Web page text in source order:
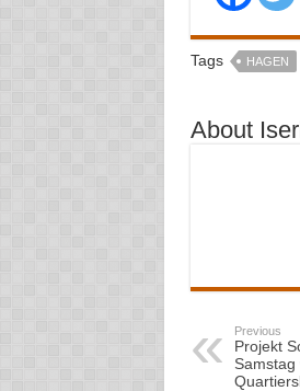
Tags HAGEN
About
Previous
Projekt
Samstag